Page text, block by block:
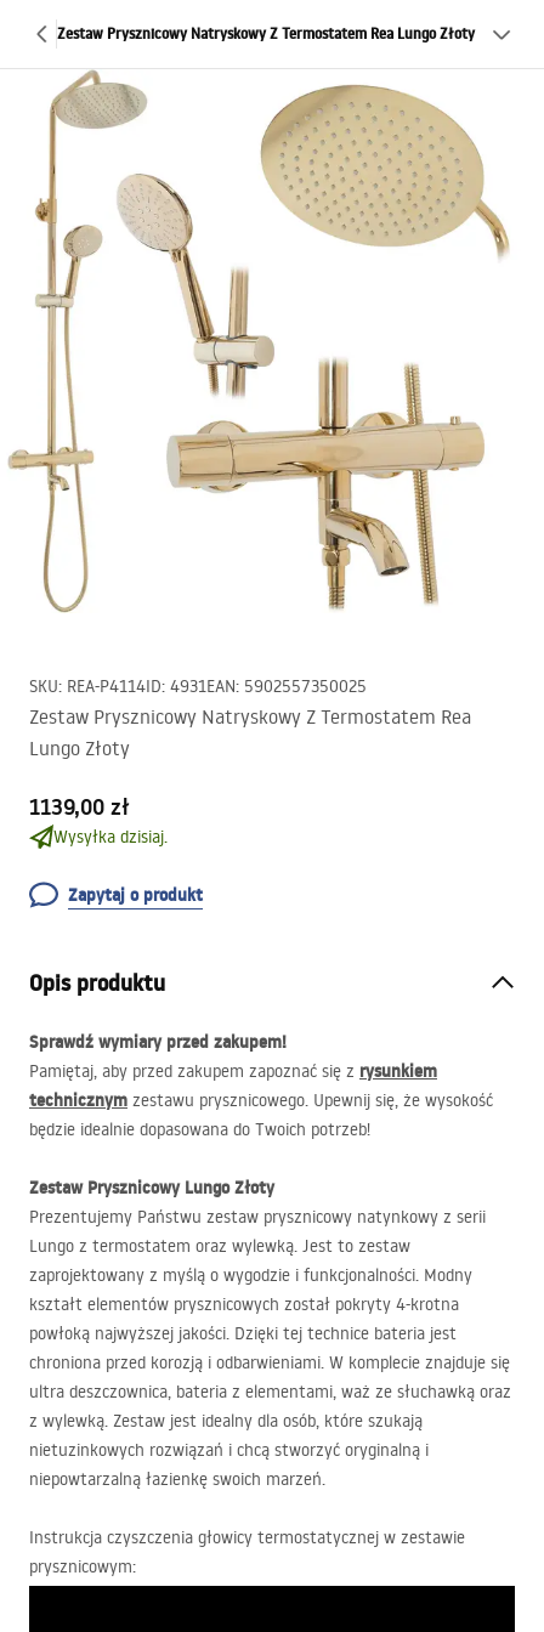
Zestaw Prysznicowy Natryskowy Z Termostatem Rea Lungo Złoty
SKU: REA-P4114ID: 4931EAN: 5902557350025
Zestaw Prysznicowy Natryskowy Z Termostatem Rea
Lungo Złoty
1139,00 zł
Wysyłka dzisiaj.
Zapytaj o produkt
Opis produktu
Sprawdź wymiary przed zakupem!
Pamiętaj, aby przed zakupem zapoznać się z rysunkiem
technicznym zestawu prysznicowego. Upewnij się, że wysokość
będzie idealnie dopasowana do Twoich potrzeb!
Zestaw Prysznicowy Lungo Złoty
Prezentujemy Państwu zestaw prysznicowy natynkowy z serii
Lungo z termostatem oraz wylewką. Jest to zestaw
zaprojektowany z myślą o wygodzie i funkcjonalności. Modny
kształt elementów prysznicowych został pokryty 4-krotna
powłoką najwyższej jakości. Dzięki tej technice bateria jest
chroniona przed korozją i odbarwieniami. W komplecie znajduje się
ultra deszczownica, bateria z elementami, waż ze słuchawką oraz
z wylewką. Zestaw jest idealny dla osób, które szukają
nietuzinkowych rozwiązań i chcą stworzyć oryginalną i
niepowtarzalną łazienkę swoich marzeń.
Instrukcja czyszczenia głowicy termostatycznej w zestawie
prysznicowym: